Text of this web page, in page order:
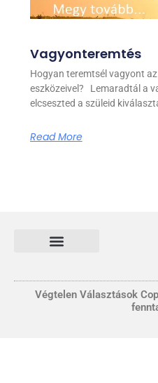
Vagyonteremtés
Hogyan teremtsél vagyont
eszközeivel? Lemaradtál a
elcseszted a szüleid
Read More
Végtelen Választások